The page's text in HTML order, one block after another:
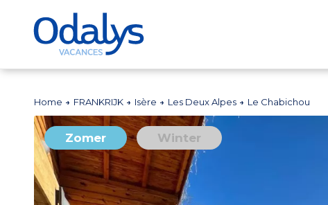
Home FRANKRIJK Isère Les Deux Alpes Le Chabichou
Zomer Winter